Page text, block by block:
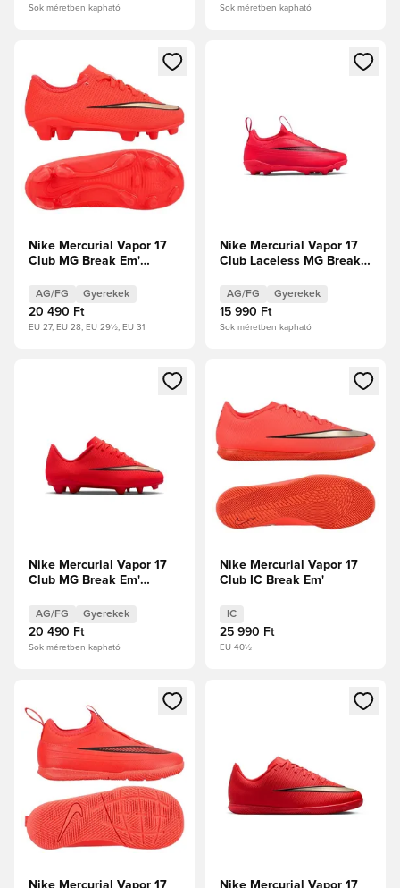
Sok méretben kapható Sok méretben kapható
Megnyit egy modált a bejelentkezéshez vagy a tagként
Nike Mercurial Vapor 17
Club MG Break Em'
AG/FG Gyerekek
20 490 Ft
EU 27, EU 28, EU 29½, EU 31
Megnyit egy modált a
Nike Mercurial Vapor 17
Club Laceless MG Break
AG/FG Gyerekek
15 990 Ft
Sok méretben kapható
Megnyit egy modált a bejelentkezéshez vagy a tagként
Nike Mercurial Vapor 17
Club MG Break Em'
AG/FG Gyerekek
20 490 Ft
Sok méretben kapható
Megnyit egy modált a
Nike Mercurial Vapor 17
Club IC Break Em'
IC
25 990 Ft
EU 40½
Megnyit egy modált a bejelentkezéshez vagy a tagként
Nike Mercurial Vapor 17
Megnyit egy modált a
Nike Mercurial Vapor 17